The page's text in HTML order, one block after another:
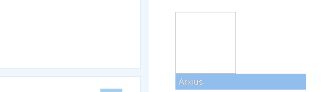
Arxius